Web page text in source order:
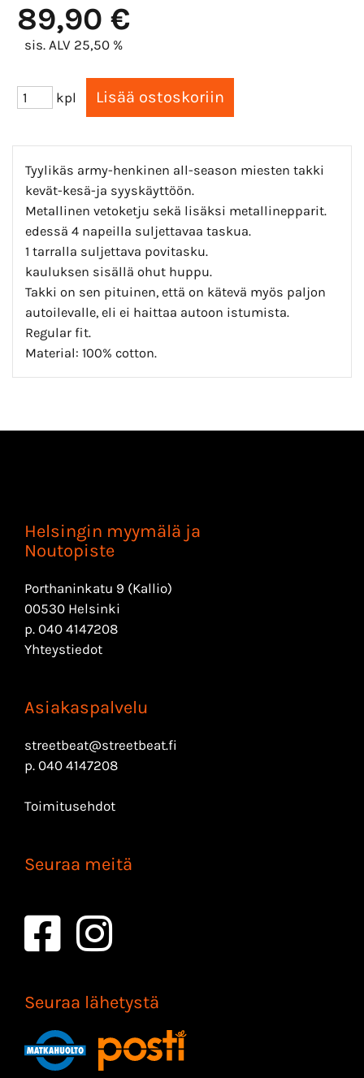
89,90 €
sis. ALV 25,50 %
kpl
Tyylikäs army-henkinen all-season miesten takki
kevät-kesä-ja syyskäyttöön.
Metallinen vetoketju sekä lisäksi metallinepparit.
edessä 4 napeilla suljettavaa taskua.
1 tarralla suljettava povitasku.
kauluksen sisällä ohut huppu.
Takki on sen pituinen, että on kätevä myös paljon
autoilevalle, eli ei haittaa autoon istumista.
Regular fit.
Material: 100% cotton.
Helsingin myymälä ja
Noutopiste
Porthaninkatu 9 (Kallio)
00530 Helsinki
p. 040 4147208
Yhteystiedot
Asiakaspalvelu
streetbeat@streetbeat.fi
p. 040 4147208
Toimitusehdot
Seuraa meitä
Seuraa lähetystä